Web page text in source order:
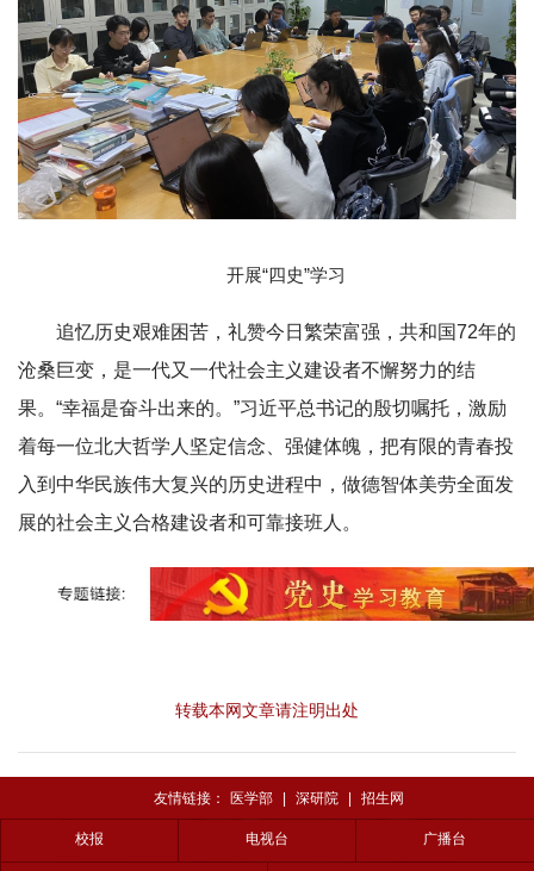
开展“四史”学习
追忆历史艰难困苦，礼赞今日繁荣富强，共和国72年的
沧桑巨变，是一代又一代社会主义建设者不懈努力的结
果。“幸福是奋斗出来的。”习近平总书记的殷切嘱托，激励
着每一位北大哲学人坚定信念、强健体魄，把有限的青春投
入到中华民族伟大复兴的历史进程中，做德智体美劳全面发
展的社会主义合格建设者和可靠接班人。
转载本网文章请注明出处
友情链接： 医学部 | 深研院 | 招生网
校报 电视台 广播台